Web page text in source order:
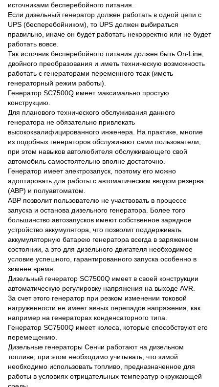
источниками бесперебойного питания.
Если дизельный генератор должен работать в одной цепи с
UPS (бесперебойником), то UPS должен выбираться
правильно, иначе он будет работать некорректно или не будет
работать вовсе.
Так источник бесперебойного питания должен быть On-Linе,
двойного преобразования и иметь техническую возможность
работать с генераторами переменного тоак (иметь
генераторный режим работы).
Генератор SC7500Q имеет максимально простую
конструкцию.
Для планового технического обслуживания данного
генератора не обязательно привлекать
высококвалифицированного инженера. На практике, многие
из подобных генераторов обслуживают сами пользователи,
при этом навыков автолюбителя обслуживающего свой
автомобиль самостоятельно вполне достаточно.
Генератор имеет электрозапуск, поэтому его можно
адоптировать для работы с автоматическим вводом резерва
(АВР) и полуавтоматом.
АВР позволит пользователю не участвовать в процессе
запуска и останова дизельного генератора. Более того
большинство автозапусков имеют собственное зарядное
устройство аккумулятора, что позволит поддерживать
аккумуляторную батарею генератора всегда в заряженном
состоянии, а это для дизельного двигателя необходимое
условие успешного, гарантированного запуска особенно в
зимнее время.
Дизельный генератор SC7500Q имеет в своей конструкции
автоматическую регулировку напряжения на выходе AVR.
За счет этого генератор при резком изменении токовой
нагруженности не имеет явных перепадов напряжения, как
например на генераторах конденсаторного типа.
Генератор SC7500Q имеет колеса, которые способствуют его
перемещению.
Дизельные генераторы Сенчи работают на дизельном
топливе, при этом необходимо учитывать, что зимой
необходимо использовать топливо, предназначенное для
работы в условиях отрицательных температур окружающей